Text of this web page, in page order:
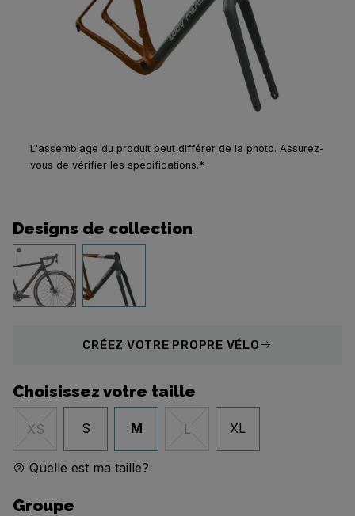
L'assemblage du produit peut différer de la photo. Assurez-
vous de vérifier les spécifications.*
Designs de collection
CRÉEZ VOTRE PROPRE VÉLO
Choisissez votre taille
XS S M L XL
Quelle est ma taille?
Groupe